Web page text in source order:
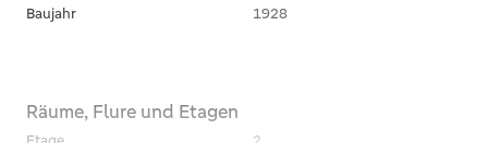
Baujahr 1928
Räume, Flure und Etagen